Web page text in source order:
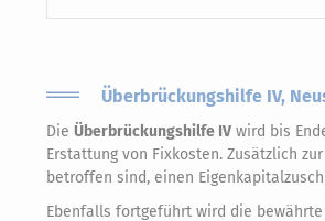
Überbrückungshilfe IV,
Die Überbrückungshilfe IV wird bis
Erstattung von Fixkosten. Zusätzlich
betroffen sind, einen
Ebenfalls fortgeführt wird die bewährte